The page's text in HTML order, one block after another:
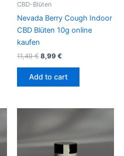
CBD-Blüten
Nevada Berry Cough Indoor
CBD Blüten 10g online
kaufen
11,49€8,99 €
Add to cart